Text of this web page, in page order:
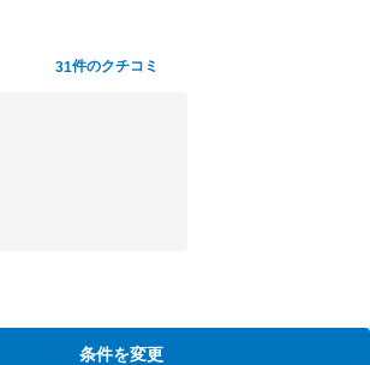
31件のクチコミ
条件を変更